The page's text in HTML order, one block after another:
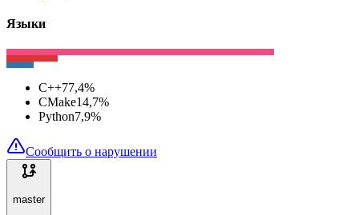
Языки
C++77,4%
CMake14,7%
Python7,9%
Сообщить о нарушении
master